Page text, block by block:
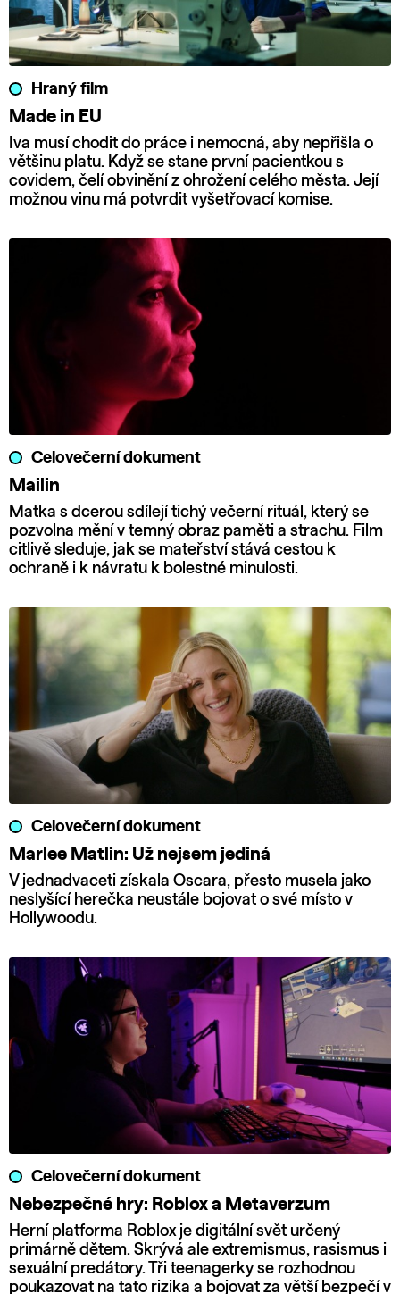
Hraný film
Made in EU
Iva musí chodit do práce i nemocná, aby nepřišla o
většinu platu. Když se stane první pacientkou s
covidem, čelí obvinění z ohrožení celého města. Její
možnou vinu má potvrdit vyšetřovací komise.
Celovečerní dokument
Mailin
Matka s dcerou sdílejí tichý večerní rituál, který se
pozvolna mění v temný obraz paměti a strachu. Film
citlivě sleduje, jak se mateřství stává cestou k
ochraně i k návratu k bolestné minulosti.
Celovečerní dokument
Marlee Matlin: Už nejsem jediná
V jednadvaceti získala Oscara, přesto musela jako
neslyšící herečka neustále bojovat o své místo v
Hollywoodu.
Celovečerní dokument
Nebezpečné hry: Roblox a Metaverzum
Herní platforma Roblox je digitální svět určený
primárně dětem. Skrývá ale extremismus, rasismus i
sexuální predátory. Tři teenagerky se rozhodnou
poukazovat na tato rizika a bojovat za větší bezpečí v